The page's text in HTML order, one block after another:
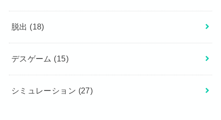
脱出 (18)
デスゲーム (15)
シミュレーション (27)